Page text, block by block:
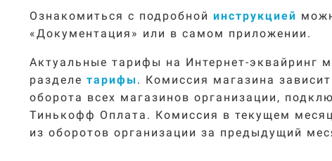
Ознакомиться с подробной инструкцией
«Документация» или в самом приложении.
Актуальные тарифы на Интернет-эквайринг
разделе тарифы. Комиссия магазина
оборота всех магазинов организации,
Тинькофф Оплата. Комиссия в текущем
из оборотов организации за предыдущий